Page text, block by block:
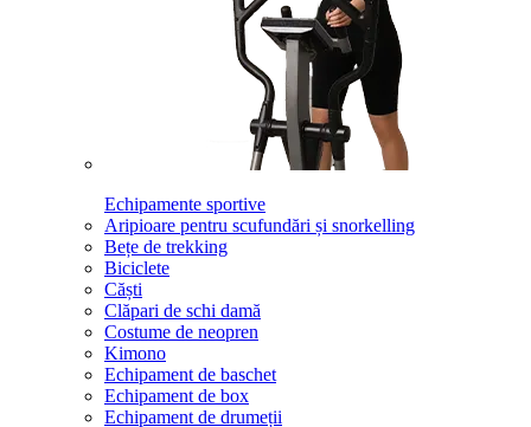
Echipamente sportive
Aripioare pentru scufundări și snorkelling
Bețe de trekking
Biciclete
Căști
Clăpari de schi damă
Costume de neopren
Kimono
Echipament de baschet
Echipament de box
Echipament de drumeții